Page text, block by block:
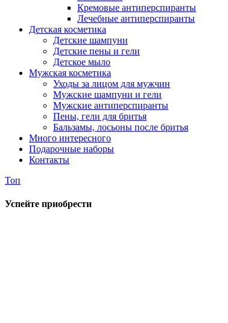
Кремовые антиперспиранты
Лечебные антиперспиранты
Детская косметика
Детские шампуни
Детские пены и гели
Детское мыло
Мужская косметика
Уходы за лицом для мужчин
Мужские шампуни и гели
Мужские антиперспиранты
Пены, гели для бритья
Бальзамы, лосьоны после бритья
Много интересного
Подарочные наборы
Контакты
Топ
Успейте приобрести